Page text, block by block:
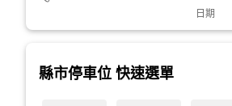
縣市停車位 快速選單